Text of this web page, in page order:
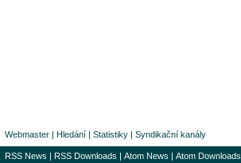
Webmaster | Hledání | Statistiky | Syndikační kanály
RSS News | RSS Downloads | Atom News | Atom Downloads